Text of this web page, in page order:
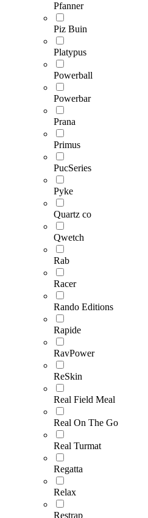
Pfanner
Piz Buin
Platypus
Powerball
Powerbar
Prana
Primus
PucSeries
Pyke
Quartz co
Qwetch
Rab
Racer
Rando Editions
Rapide
RavPower
ReSkin
Real Field Meal
Real On The Go
Real Turmat
Regatta
Relax
Restrap